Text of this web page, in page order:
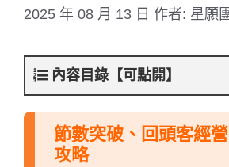
2025 年 08 月 13 日 作者: 星願
內容目錄【可點開】
節數突破、回頭客經
攻略